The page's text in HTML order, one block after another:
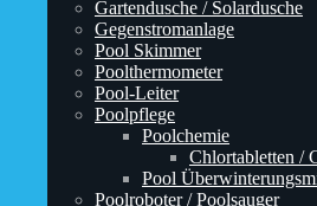
Gartendusche / Solardusche
Gegenstromanlage
Pool Skimmer
Poolthermometer
Pool-Leiter
Poolpflege
Poolchemie
Chlortabletten /
Pool
Poolroboter / Poolsauger